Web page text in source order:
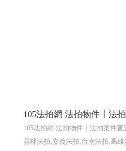
105法拍網 法拍物件〡法
105法拍網 法拍物件〡法拍案件
雲林法拍,嘉義法拍,台南法拍,高雄